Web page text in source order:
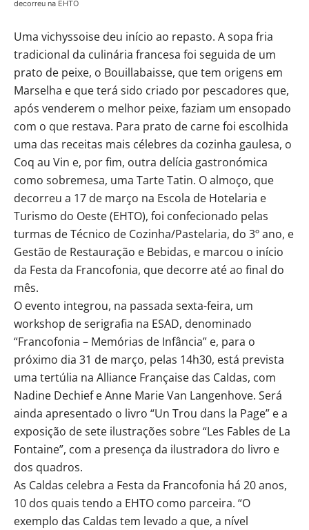
decorreu na EHTO
Uma vichyssoise deu início ao repasto. A sopa fria
tradicional da culinária francesa foi seguida de um
prato de peixe, o Bouillabaisse, que tem origens em
Marselha e que terá sido criado por pescadores que,
após venderem o melhor peixe, faziam um ensopado
com o que restava. Para prato de carne foi escolhida
uma das receitas mais célebres da cozinha gaulesa, o
Coq au Vin e, por fim, outra delícia gastronómica
como sobremesa, uma Tarte Tatin. O almoço, que
decorreu a 17 de março na Escola de Hotelaria e
Turismo do Oeste (EHTO), foi confecionado pelas
turmas de Técnico de Cozinha/Pastelaria, do 3º ano, e
Gestão de Restauração e Bebidas, e marcou o início
da Festa da Francofonia, que decorre até ao final do
mês.
O evento integrou, na passada sexta-feira, um
workshop de serigrafia na ESAD, denominado
“Francofonia – Memórias de Infância” e, para o
próximo dia 31 de março, pelas 14h30, está prevista
uma tertúlia na Alliance Française das Caldas, com
Nadine Dechief e Anne Marie Van Langenhove. Será
ainda apresentado o livro “Un Trou dans la Page” e a
exposição de sete ilustrações sobre “Les Fables de La
Fontaine”, com a presença da ilustradora do livro e
dos quadros.
As Caldas celebra a Festa da Francofonia há 20 anos,
10 dos quais tendo a EHTO como parceira. “O
exemplo das Caldas tem levado a que, a nível